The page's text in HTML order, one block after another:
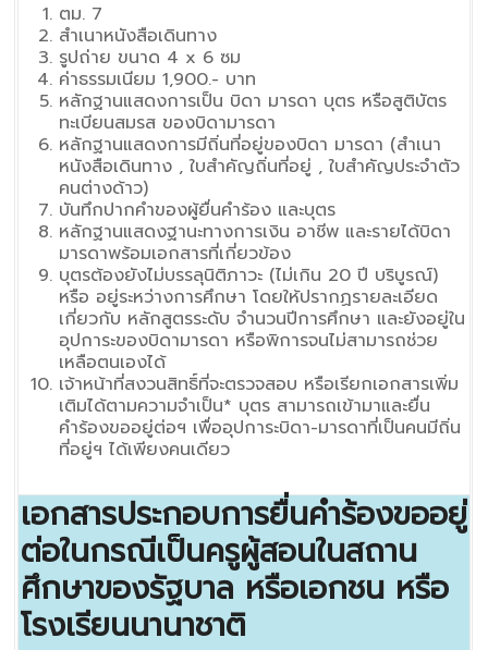
ตม. 7
สำเนาหนังสือเดินทาง
รูปถ่าย ขนาด 4 x 6 ซม
ค่าธรรมเนียม 1,900.- บาท
หลักฐานแสดงการเป็น บิดา มารดา บุตร หรือสูติบัตร
ทะเบียนสมรส ของบิดามารดา
หลักฐานแสดงการมีถิ่นที่อยู่ของบิดา มารดา (สำเนา
หนังสือเดินทาง , ใบสำคัญถิ่นที่อยู่ , ใบสำคัญประจำตัว
คนต่างด้าว)
บันทึกปากคำของผู้ยื่นคำร้อง และบุตร
หลักฐานแสดงฐานะทางการเงิน อาชีพ และรายได้บิดา
มารดาพร้อมเอกสารที่เกี่ยวข้อง
บุตรต้องยังไม่บรรลุนิติภาวะ (ไม่เกิน 20 ปี บริบูรณ์)
หรือ อยู่ระหว่างการศึกษา โดยให้ปรากฏรายละเอียด
เกี่ยวกับ หลักสูตรระดับ จำนวนปีการศึกษา และยังอยู่ใน
อุปการะของบิดามารดา หรือพิการจนไม่สามารถช่วย
เหลือตนเองได้
เจ้าหน้าที่สงวนสิทธิ์ที่จะตรวจสอบ หรือเรียกเอกสารเพิ่ม
เติมได้ตามความจำเป็น* บุตร สามารถเข้ามาและยื่น
คำร้องขออยู่ต่อฯ เพื่ออุปการะบิดา-มารดาที่เป็นคนมีถิ่น
ที่อยู่ฯ ได้เพียงคนเดียว
เอกสารประกอบการยื่นคำร้องขออยู่
ต่อในกรณีเป็นครูผู้สอนในสถาน
ศึกษาของรัฐบาล หรือเอกชน หรือ
โรงเรียนนานาชาติ